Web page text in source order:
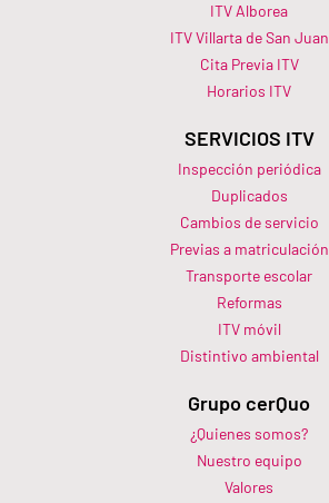
ITV Alborea
ITV Villarta de San Juan
Cita Previa ITV
Horarios ITV​
SERVICIOS ITV
Inspección periódica
Duplicados
Cambios de servicio
Previas a matriculación
Transporte escolar
Reformas
ITV móvil
Distintivo ambiental
Grupo cerQuo
¿Quienes somos?
Nuestro equipo
Valores